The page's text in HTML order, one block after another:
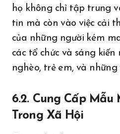
họ không chỉ tập trung
tin mà còn vào việc cải
của những người kém
các tổ chức và sáng
nghèo, trẻ em, và
6.2. Cung Cấp
Trong Xã Hội